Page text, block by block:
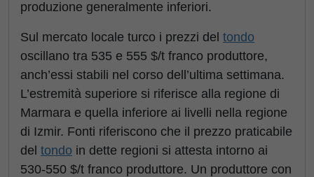
produzione generalmente inferiori.
Sul mercato locale turco i prezzi del tondo
oscillano tra 535 e 555 $/t franco produttore,
anch’essi stabili nel corso dell’ultima settimana.
L’estremità superiore si riferisce alla regione di
Marmara e quella inferiore ai livelli nella regione
di Izmir. Fonti riferiscono che il prezzo praticabile
del tondo in dette regioni si attesta intorno ai
530-550 $/t franco produttore. Un produttore con